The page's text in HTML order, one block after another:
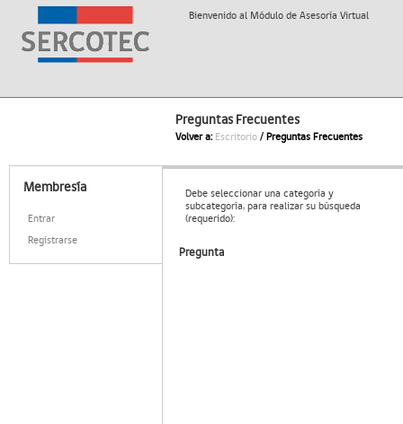
Bienvenido al Módulo de Asesoría Virtual
Preguntas Frecuentes
Volver a: Escritorio / Preguntas Frecuentes
Membresía
Entrar
Registrarse
Debe seleccionar una categoría y
subcategoría, para realizar su búsqueda
(requerido):
Pregunta